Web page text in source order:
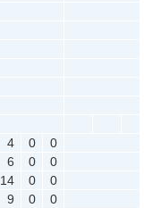
4 0
0
6 0
0
14 0
0
9 0
0